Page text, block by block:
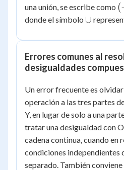
una unión, se escribe como (-
(
donde el símbolo \cup
∪
Errores comunes al
desigualdades
Un error frecuente es
operación a las tres partes
Y, en lugar de solo a una
tratar una desigualdad con
cadena continua, cuando en
condiciones independientes
separado. También